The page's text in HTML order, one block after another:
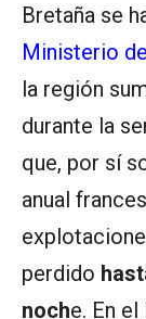
Bretaña se
Ministerio
la región
durante la
que, por sí
anual
perdido
noche. En